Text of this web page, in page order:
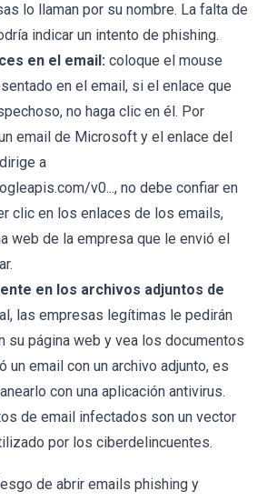
lo llaman por su nombre. La falta de
indicar un intento de phishing.
en el email: coloque el mouse
en el email, si el enlace que
no haga clic en él. Por
email de Microsoft y el enlace del
a
v0..., no debe confiar en
clic en los enlaces de los emails,
web de la empresa que le envió el
en los archivos adjuntos de
las empresas legítimas le pedirán
su página web y vea los documentos
un email con un archivo adjunto, es
con una aplicación antivirus.
de email infectados son un vector
por los ciberdelincuentes.
de abrir emails phishing y